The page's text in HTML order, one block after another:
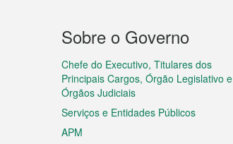
Menu
do
rodapé
Sobre o Governo
Chefe do Executivo, Titulares dos
Principais Cargos, Órgão Legislativo e
Órgãos Judiciais
Serviços e Entidades Públicos
APM